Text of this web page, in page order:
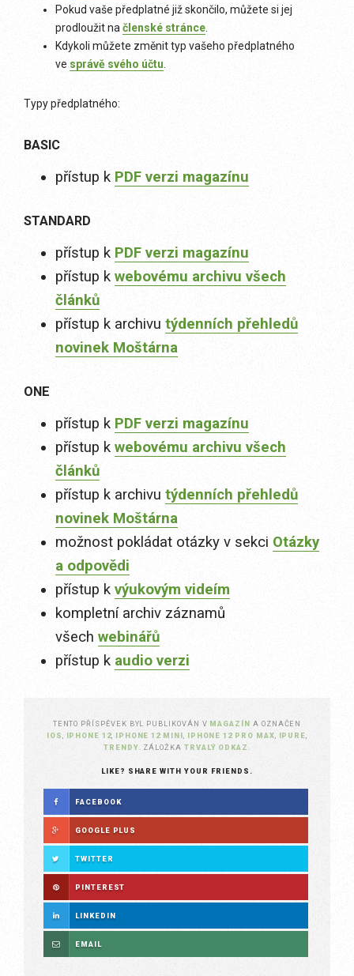
Pokud vaše předplatné již skončilo, můžete si jej
prodloužit na členské stránce
Kdykoli můžete změnit typ vašeho předplatného
ve správě svého účtu
Typy předplatného:
BASIC
přístup k PDF verzi magazínu
STANDARD
přístup k PDF verzi magazínu
přístup k webovému archivu všech
článků
přístup k archivu týdenních přehledů
novinek Moštárna
ONE
přístup k PDF verzi magazínu
přístup k webovému archivu všech
článků
přístup k archivu týdenních přehledů
novinek Moštárna
možnost pokládat otázky v sekci Otázky
a odpovědi
přístup k výukovým videím
kompletní archiv záznamů
všech webinářů
přístup k audio verzi
TENTO PŘÍSPĚVEK BYL PUBLIKOVÁN V MAGAZÍN A OZNAČEN
IOS
IPHONE 12, IPHONE 12 MINI IPHONE 12 PRO MAX IPURE
TRENDY . ZÁLOŽKA TRVALÝ ODKAZ
LIKE? SHARE WITH YOUR FRIENDS.
FACEBOOK
GOOGLE PLUS
TWITTER
PINTEREST
LINKEDIN
EMAIL